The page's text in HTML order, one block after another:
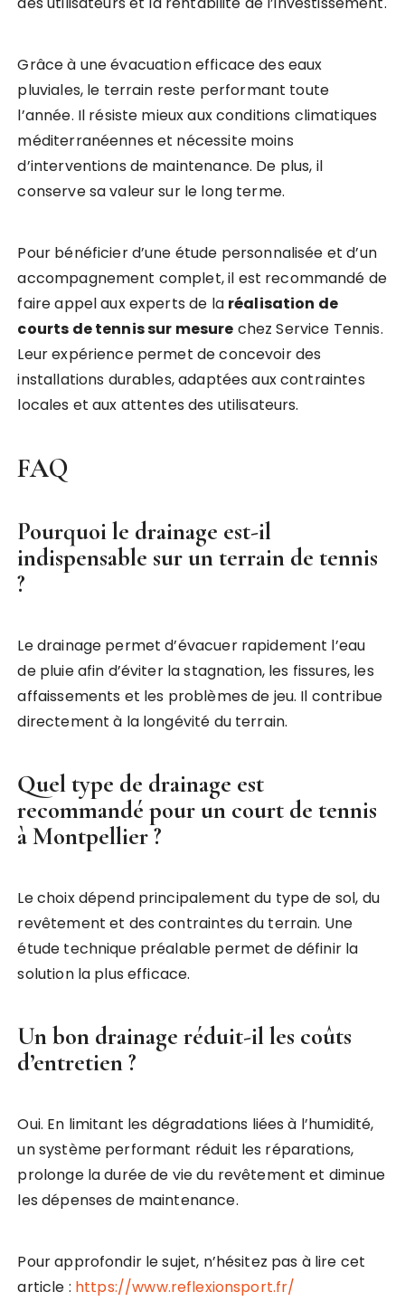
Grâce à une évacuation efficace des eaux
pluviales, le terrain reste performant toute
l’année. Il résiste mieux aux conditions climatiques
méditerranéennes et nécessite moins
d’interventions de maintenance. De plus, il
conserve sa valeur sur le long terme.
Pour bénéficier d’une étude personnalisée et d’un
accompagnement complet, il est recommandé de
faire appel aux experts de la réalisation de
courts de tennis sur mesure chez Service Tennis.
Leur expérience permet de concevoir des
installations durables, adaptées aux contraintes
locales et aux attentes des utilisateurs.
FAQ
Pourquoi le drainage est-il
indispensable sur un terrain de tennis
?
Le drainage permet d’évacuer rapidement l’eau
de pluie afin d’éviter la stagnation, les fissures, les
affaissements et les problèmes de jeu. Il contribue
directement à la longévité du terrain.
Quel type de drainage est
recommandé pour un court de tennis
à Montpellier ?
Le choix dépend principalement du type de sol, du
revêtement et des contraintes du terrain. Une
étude technique préalable permet de définir la
solution la plus efficace.
Un bon drainage réduit-il les coûts
d’entretien ?
Oui. En limitant les dégradations liées à l’humidité,
un système performant réduit les réparations,
prolonge la durée de vie du revêtement et diminue
les dépenses de maintenance.
Pour approfondir le sujet, n’hésitez pas à lire cet
article : https://www.reflexionsport.fr/